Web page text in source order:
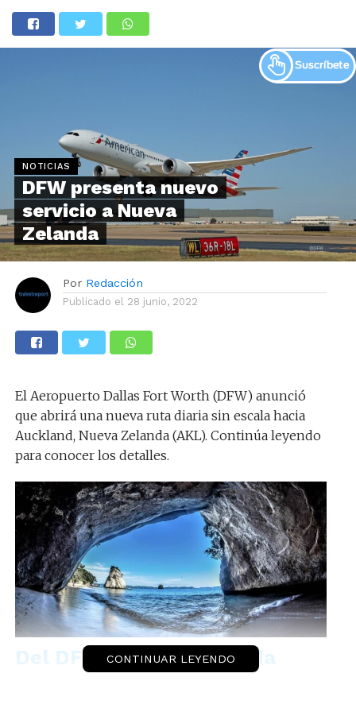
NOTICIAS
DFW presenta nuevo
servicio a Nueva
Zelanda
Por Redacción
Publicado el 28 junio, 2022
El Aeropuerto Dallas Fort Worth (DFW) anunció
que abrirá una nueva ruta diaria sin escala hacia
Auckland, Nueva Zelanda (AKL). Continúa leyendo
para conocer los detalles.
Del DFW a Nueva Zelanda
CONTINUAR LEYENDO